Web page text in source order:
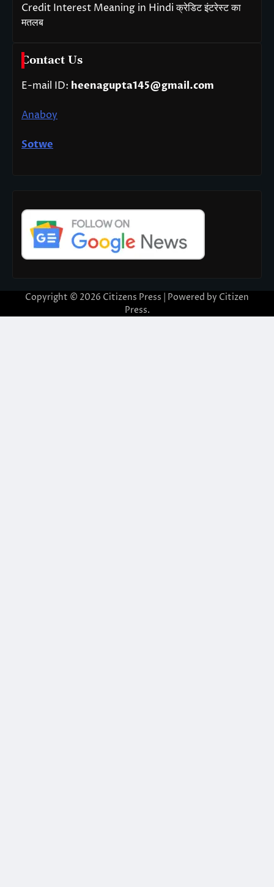
Credit Interest Meaning in Hindi क्रेडिट इंटरेस्ट का
मतलब
Contact Us
E-mail ID: heenagupta145@gmail.com
Anaboy
Sotwe
Copyright © 2026 Citizens Press | Powered by Citizen
Press.